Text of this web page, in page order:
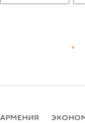
АРМЕНИЯ